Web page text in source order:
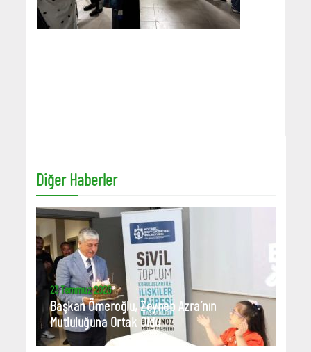
Diğer Haberler
23 Temmuz 2026
Başkan Ömeroğlu, Zeynep Azra´nın
Mutluluğuna Ortak Oldu